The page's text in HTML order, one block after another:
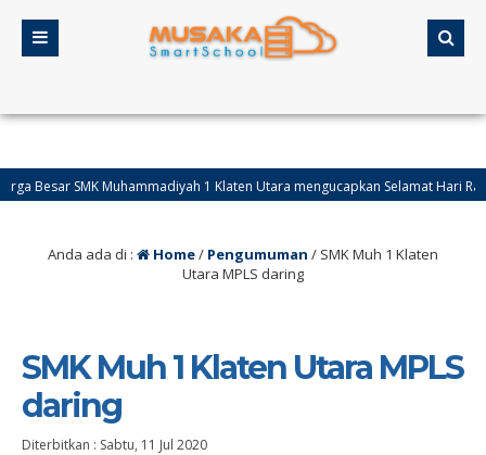
SMK Muhammadiyah 1 Klaten Utara mengucapkan Selamat Hari Raya
Anda ada di : Home/ Pengumuman / SMK Muh 1 Klaten
Utara MPLS daring
SMK Muh 1 Klaten Utara MPLS
daring
Diterbitkan : Sabtu, 11 Jul 2020